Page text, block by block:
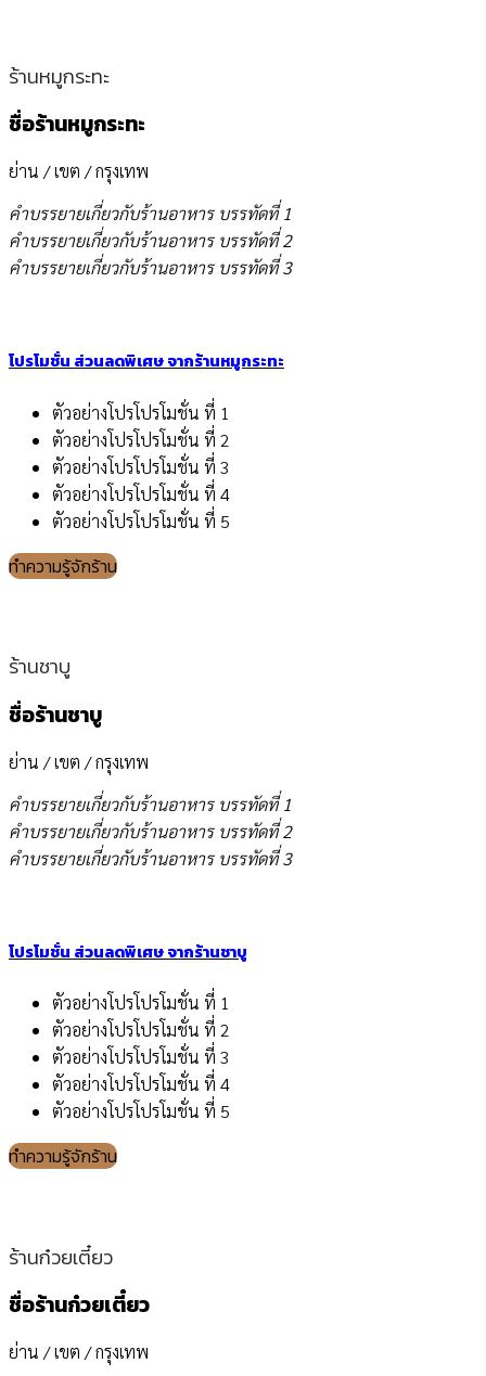
ร้านหมูกระทะ
ชื่อร้านหมูกระทะ
ย่าน / เขต / กรุงเทพ
คำบรรยายเกี่ยวกับร้านอาหาร บรรทัดที่ 1
คำบรรยายเกี่ยวกับร้านอาหาร บรรทัดที่ 2
คำบรรยายเกี่ยวกับร้านอาหาร บรรทัดที่ 3
โปรโมชั่น ส่วนลดพิเศษ จากร้านหมูกระทะ
ตัวอย่างโปรโปรโมชั่น ที่ 1
ตัวอย่างโปรโปรโมชั่น ที่ 2
ตัวอย่างโปรโปรโมชั่น ที่ 3
ตัวอย่างโปรโปรโมชั่น ที่ 4
ตัวอย่างโปรโปรโมชั่น ที่ 5
ทำความรู้จักร้าน
ร้านชาบู
ชื่อร้านชาบู
ย่าน / เขต / กรุงเทพ
คำบรรยายเกี่ยวกับร้านอาหาร บรรทัดที่ 1
คำบรรยายเกี่ยวกับร้านอาหาร บรรทัดที่ 2
คำบรรยายเกี่ยวกับร้านอาหาร บรรทัดที่ 3
โปรโมชั่น ส่วนลดพิเศษ จากร้านชาบู
ตัวอย่างโปรโปรโมชั่น ที่ 1
ตัวอย่างโปรโปรโมชั่น ที่ 2
ตัวอย่างโปรโปรโมชั่น ที่ 3
ตัวอย่างโปรโปรโมชั่น ที่ 4
ตัวอย่างโปรโปรโมชั่น ที่ 5
ทำความรู้จักร้าน
ร้านก๋วยเตี๋ยว
ชื่อร้านก๋วยเตี๋ยว
ย่าน / เขต / กรุงเทพ